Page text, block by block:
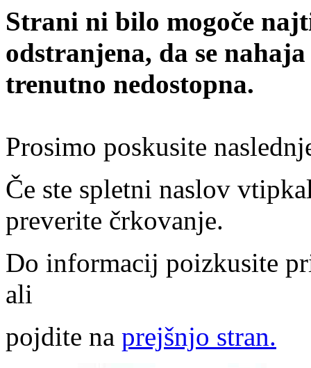
Strani ni bilo mogoče
odstranjena, da se
trenutno nedostopna.
Prosimo poskusite
Če ste spletni naslov
preverite črkovanje.
Do informacij poizkusite
ali
pojdite na prejšnjo stran.